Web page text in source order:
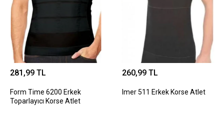
281,99 TL
Form Time 6200 Erkek
Toparlayıcı Korse Atlet
260,99 TL
Imer 511 Erkek Korse Atlet